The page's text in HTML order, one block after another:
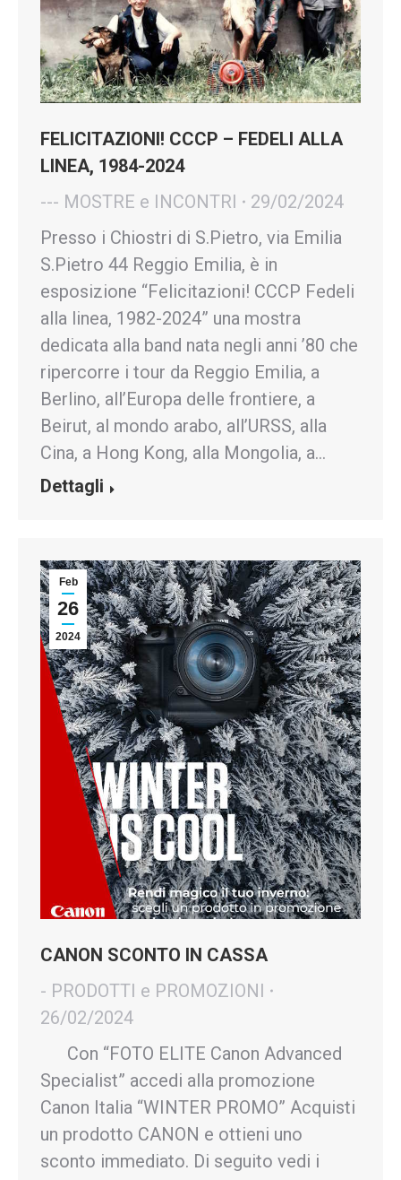
FELICITAZIONI! CCCP – FEDELI ALLA
LINEA, 1984-2024
--- MOSTRE e INCONTRI
29/02/2024
Presso i Chiostri di S.Pietro, via Emilia
S.Pietro 44 Reggio Emilia, è in
esposizione “Felicitazioni! CCCP Fedeli
alla linea, 1982-2024” una mostra
dedicata alla band nata negli anni ’80 che
ripercorre i tour da Reggio Emilia, a
Berlino, all’Europa delle frontiere, a
Beirut, al mondo arabo, all’URSS, alla
Cina, a Hong Kong, alla Mongolia, a…
Dettagli
Feb
26
2024
CANON SCONTO IN CASSA
- PRODOTTI e PROMOZIONI
26/02/2024
Con “FOTO ELITE Canon Advanced
Specialist” accedi alla promozione
Canon Italia “WINTER PROMO” Acquisti
un prodotto CANON e ottieni uno
sconto immediato. Di seguito vedi i